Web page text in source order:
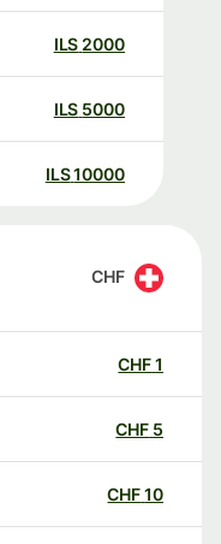
2000
ILS
5000
ILS
10000
ILS
CHF
CHF
CHF
CHF